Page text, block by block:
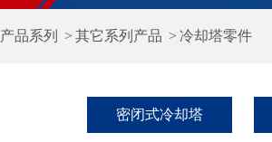
产品系列 > 其它系列产品 > 冷却塔零件
密闭式冷却塔